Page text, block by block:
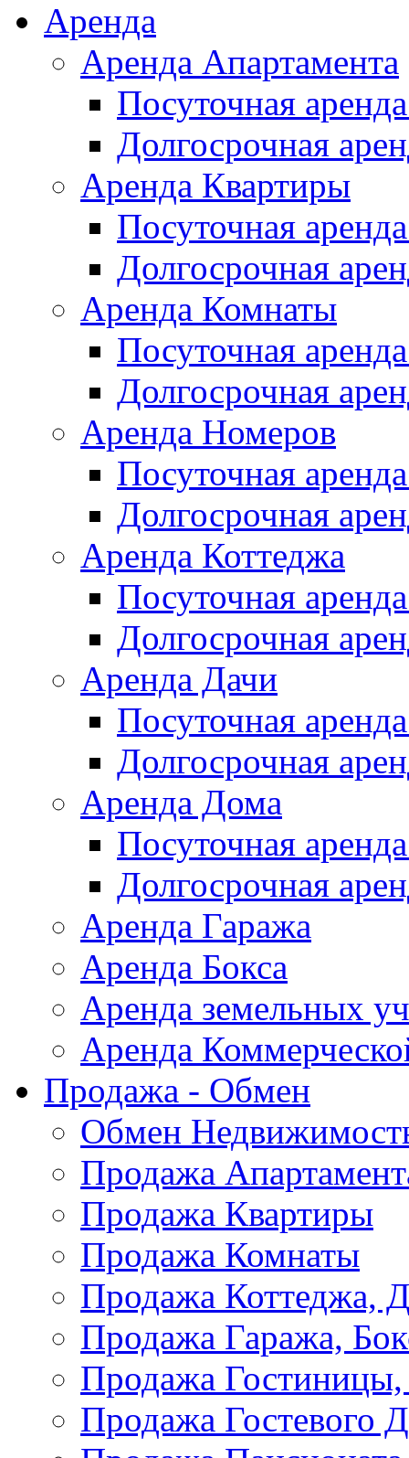
Аренда
Аренда Апартамента
Посуточная
Долгосрочная
Аренда Квартиры
Посуточная
Долгосрочная
Аренда Комнаты
Посуточная
Долгосрочная
Аренда Номеров
Посуточная
Долгосрочная
Аренда Коттеджа
Посуточная
Долгосрочная
Аренда Дачи
Посуточная
Долгосрочная
Аренда Дома
Посуточная
Долгосрочная
Аренда Гаража
Аренда Бокса
Аренда земельных
Аренда
Продажа - Обмен
Обмен
Продажа
Продажа Квартиры
Продажа Комнаты
Продажа Коттеджа,
Продажа Гаража,
Продажа
Продажа Гостевого